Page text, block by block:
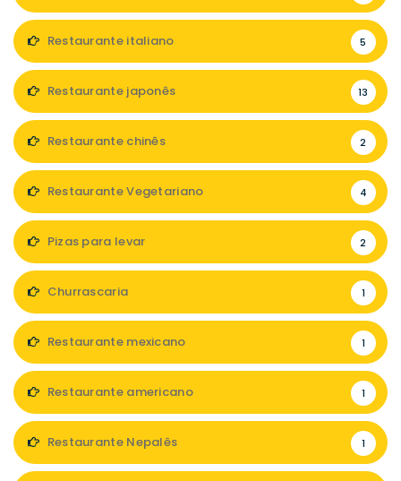
Restaurante italiano 5
Restaurante japonês 13
Restaurante chinês 2
Restaurante Vegetariano 4
Pizas para levar 2
Churrascaria 1
Restaurante mexicano 1
Restaurante americano 1
Restaurante Nepalês 1